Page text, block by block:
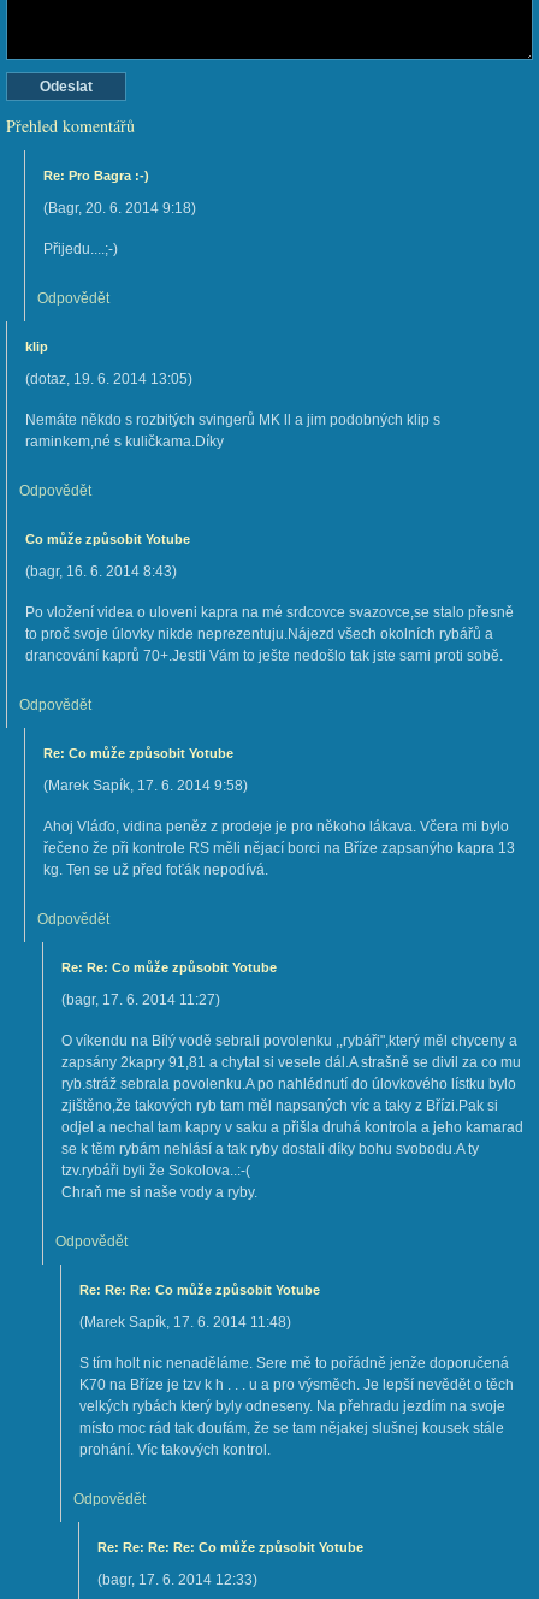
Přehled komentářů
Re: Pro Bagra :-)
(Bagr, 20. 6. 2014 9:18)
Přijedu....;-)
Odpovědět
klip
(dotaz, 19. 6. 2014 13:05)
Nemáte někdo s rozbitých svingerů MK ll a jim podobných klip s
raminkem,né s kuličkama.Díky
Odpovědět
Co může způsobit Yotube
(bagr, 16. 6. 2014 8:43)
Po vložení videa o uloveni kapra na mé srdcovce svazovce,se stalo přesně
to proč svoje úlovky nikde neprezentuju.Nájezd všech okolních rybářů a
drancování kaprů 70+.Jestli Vám to ješte nedošlo tak jste sami proti sobě.
Odpovědět
Re: Co může způsobit Yotube
(Marek Sapík, 17. 6. 2014 9:58)
Ahoj Vláďo, vidina peněz z prodeje je pro někoho lákava. Včera mi bylo
řečeno že při kontrole RS měli nějací borci na Bříze zapsanýho kapra 13
kg. Ten se už před foťák nepodívá.
Odpovědět
Re: Re: Co může způsobit Yotube
(bagr, 17. 6. 2014 11:27)
O víkendu na Bílý vodě sebrali povolenku ,,rybáři",který měl chyceny a
zapsány 2kapry 91,81 a chytal si vesele dál.A strašně se divil za co mu
ryb.stráž sebrala povolenku.A po nahlédnutí do úlovkového lístku bylo
zjištěno,že takových ryb tam měl napsaných víc a taky z Břízi.Pak si
odjel a nechal tam kapry v saku a přišla druhá kontrola a jeho kamarad
se k těm rybám nehlásí a tak ryby dostali díky bohu svobodu.A ty
tzv.rybáři byli že Sokolova..:-(
Chraň me si naše vody a ryby.
Odpovědět
Re: Re: Re: Co může způsobit Yotube
(Marek Sapík, 17. 6. 2014 11:48)
S tím holt nic nenaděláme. Sere mě to pořádně jenže doporučená
K70 na Bříze je tzv k h . . . u a pro výsměch. Je lepší nevědět o těch
velkých rybách který byly odneseny. Na přehradu jezdím na svoje
místo moc rád tak doufám, že se tam nějakej slušnej kousek stále
prohání. Víc takových kontrol.
Odpovědět
Re: Re: Re: Re: Co může způsobit Yotube
(bagr, 17. 6. 2014 12:33)